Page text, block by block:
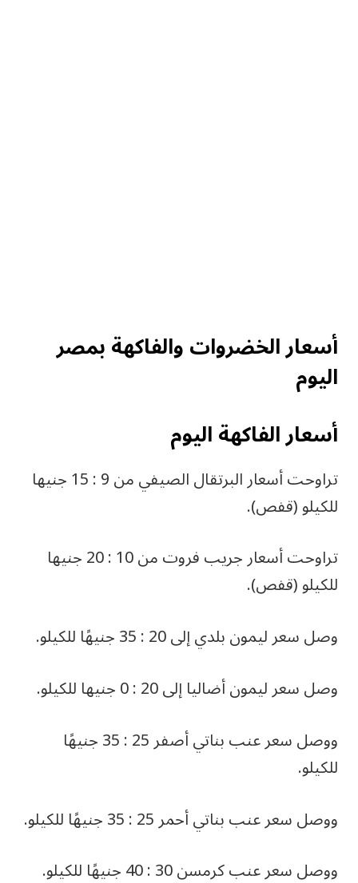
أسعار الخضروات والفاكهة بمصر
اليوم
أسعار الفاكهة اليوم
تراوحت أسعار البرتقال الصيفي من 9 : 15 جنيها
للكيلو (قفص).
تراوحت أسعار جريب فروت من 10 : 20 جنيها
للكيلو (قفص).
وصل سعر ليمون بلدي إلى 20 : 35 جنيهًا للكيلو.
وصل سعر ليمون أضاليا إلى 20 : 0 جنيها للكيلو.
ووصل سعر عنب بناتي أصفر 25 : 35 جنيهًا
للكيلو.
ووصل سعر عنب بناتي أحمر 25 : 35 جنيهًا للكيلو.
ووصل سعر عنب كرمسن 30 : 40 جنيهًا للكيلو.